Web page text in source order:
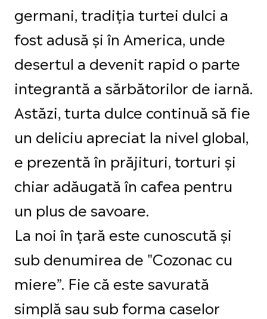
germani, tradiția turtei dulci a
fost adusă și în America, unde
desertul a devenit rapid o parte
integrantă a sărbătorilor de iarnă.
Astăzi, turta dulce continuă să fie
un deliciu apreciat la nivel global,
e prezentă în prăjituri, torturi și
chiar adăugată în cafea pentru
un plus de savoare.
La noi în țară este cunoscută și
sub denumirea de "Cozonac cu
miere”. Fie că este savurată
simplă sau sub forma caselor